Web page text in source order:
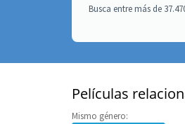
Busca entre más de
Películas
Mismo género: